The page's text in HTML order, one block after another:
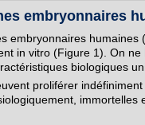
embryonnaires
embryonnaires
in vitro (Figure 1). On
biologiques
proliférer
immortelles